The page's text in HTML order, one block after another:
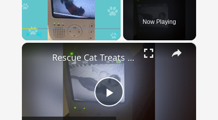
Now Playing
×
Play
Rescue Cat Treats Human Baby As Her Own After Losing Kittens | Happily TV